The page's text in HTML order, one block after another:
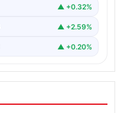
▲ +0.32%
▲ +2.59%
▲ +0.20%